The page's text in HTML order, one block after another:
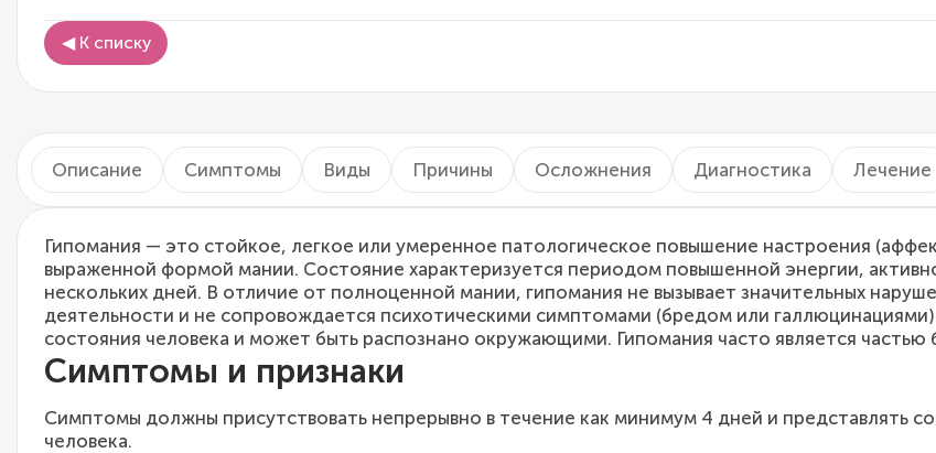
◀ К списку
Описание Симптомы Виды Причины Осложнения Диагностика Лечение
Гипомания — это стойкое, легкое или умеренное патологическое повышение настроения
выраженной формой мании. Состояние характеризуется периодом повышенной энергии,
нескольких дней. В отличие от полноценной мании, гипомания не вызывает значительных
деятельности и не сопровождается психотическими симптомами (бредом или
состояния человека и может быть распознано окружающими. Гипомания часто является
Симптомы и признаки
Симптомы должны присутствовать непрерывно в течение как минимум 4 дней и представлять
человека.